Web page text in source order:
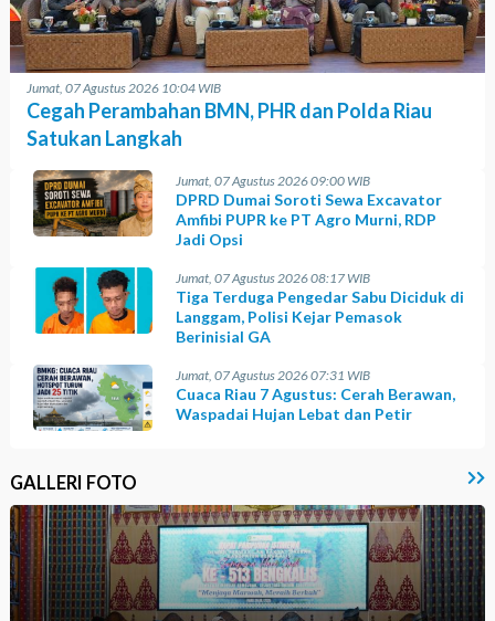
Jumat, 07 Agustus 2026 10:04 WIB
Cegah Perambahan BMN, PHR dan Polda Riau
Satukan Langkah
Jumat, 07 Agustus 2026 09:00 WIB
DPRD Dumai Soroti Sewa Excavator
Amfibi PUPR ke PT Agro Murni, RDP
Jadi Opsi
Jumat, 07 Agustus 2026 08:17 WIB
Tiga Terduga Pengedar Sabu Diciduk di
Langgam, Polisi Kejar Pemasok
Berinisial GA
Jumat, 07 Agustus 2026 07:31 WIB
Cuaca Riau 7 Agustus: Cerah Berawan,
Waspadai Hujan Lebat dan Petir
GALLERI FOTO